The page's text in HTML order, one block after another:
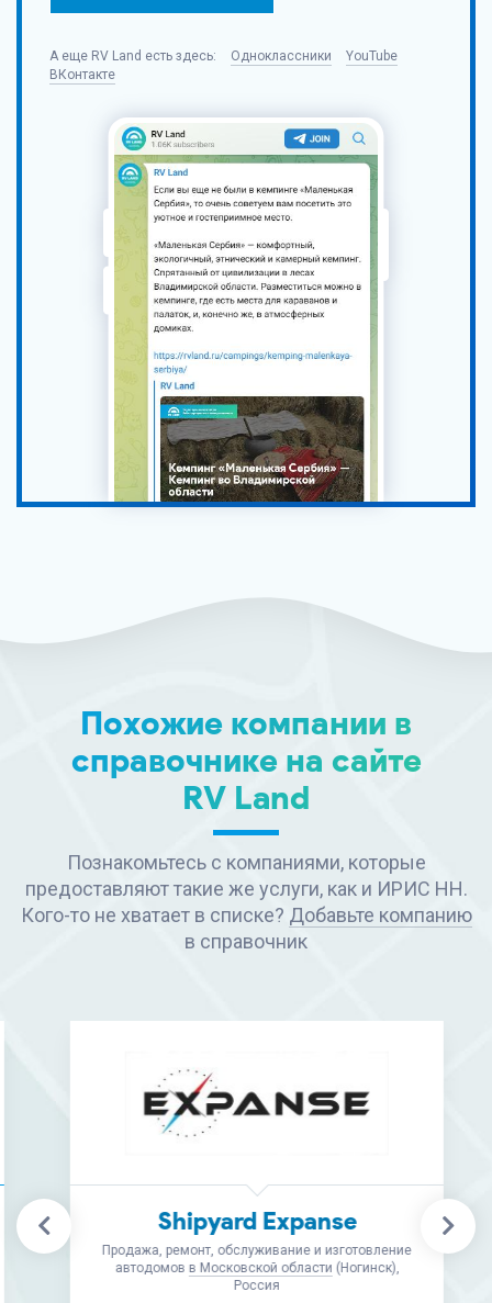
А еще RV Land есть здесь: Одноклассники
YouTube
ВКонтакте
Похожие компании в
справочнике на сайте
RV Land
Познакомьтесь с компаниями, которые
предоставляют такие же услуги, как и ИРИС НН.
Кого-то не хватает в списке? Добавьте компанию
в справочник
Shipyard Expanse
Продажа, ремонт, обслуживание и изготовление
автодомовв Московской области(Ногинск),
Россия